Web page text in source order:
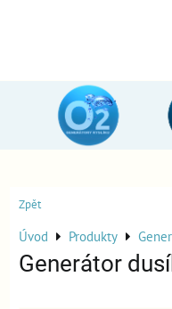
Zpět
Úvod Produkty
Generátor